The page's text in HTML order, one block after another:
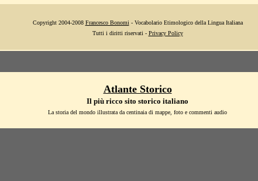
Copyright 2004-2008 Francesco Bonomi - Vocabolario Etimologico della Lingua Italiana
Tutti i diritti riservati - Privacy Policy
Atlante Storico
Il più ricco sito storico italiano
La storia del mondo illustrata da centinaia di mappe, foto e commenti audio